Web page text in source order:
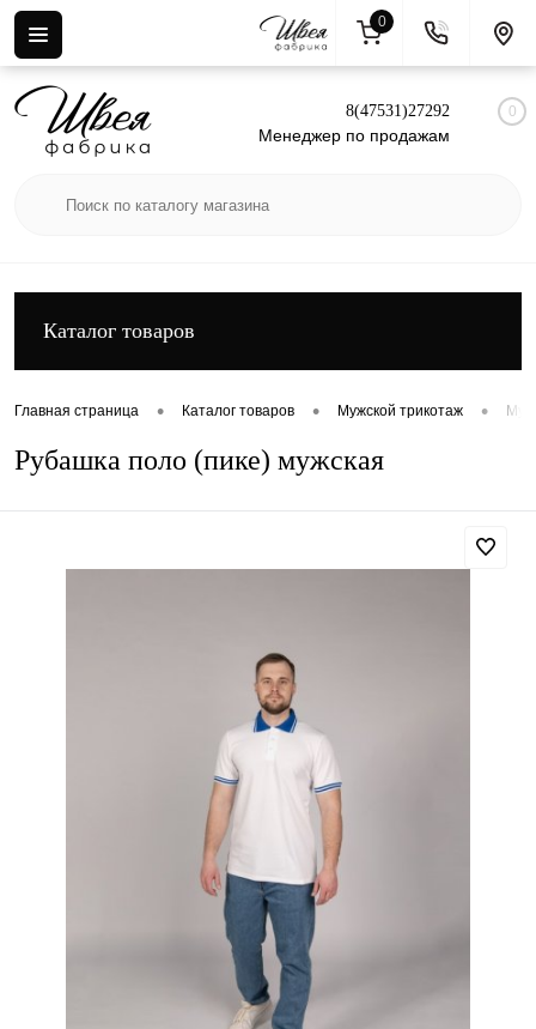
Вход Регистрация
8(47531)27292
Менеджер по продажам
0
Каталог товаров
Главная страница • Каталог товаров • Мужской трикотаж •
Рубашка поло (пике) мужская
0